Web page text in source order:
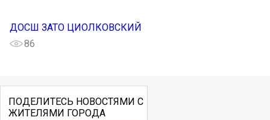
ДОСШ ЗАТО ЦИОЛКОВСКИЙ
86
ПОДЕЛИТЕСЬ НОВОСТЯМИ С
ЖИТЕЛЯМИ ГОРОДА